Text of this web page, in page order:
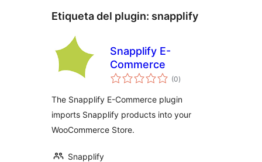
Etiqueta del plugin: snapplify
Snapplify E-
Commerce
(0total
de
)
The Snapplify E-Commerce plugin
imports Snapplify products into your
WooCommerce Store.
Snapplify